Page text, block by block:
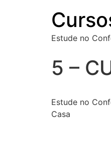
Estude no
5 –
Estude no
Casa